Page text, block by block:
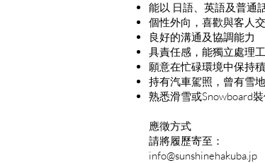
能以 日語、英語及普通
個性外向，喜歡與客人
良好的溝通及協調能力
具責任感，能獨立處理
願意在忙碌環境中保持
持有汽車駕照，曾有雪
熟悉滑雪或Snowboard
應徵方式
請將履歷寄至：
info@sunshinehakuba.jp